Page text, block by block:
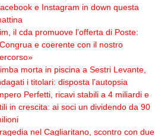
e Instagram in down questa
il cda promuove l’offerta di Poste:
e coerente con il nostro
morta in piscina a Sestri Levante,
i titolari: disposta l’autopsia
Perfetti, ricavi stabili a 4 miliardi e
in crescita: ai soci un dividendo da 90
nel Cagliaritano, scontro con due